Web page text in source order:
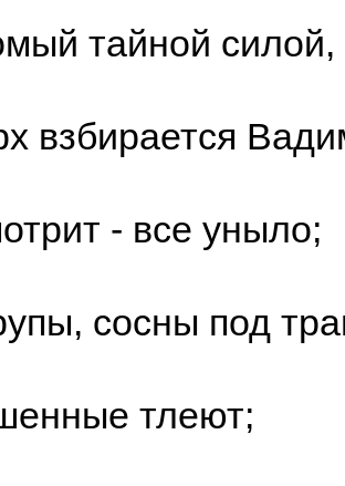
тайной силой,
взбирается
- все уныло;
сосны под
тлеют;